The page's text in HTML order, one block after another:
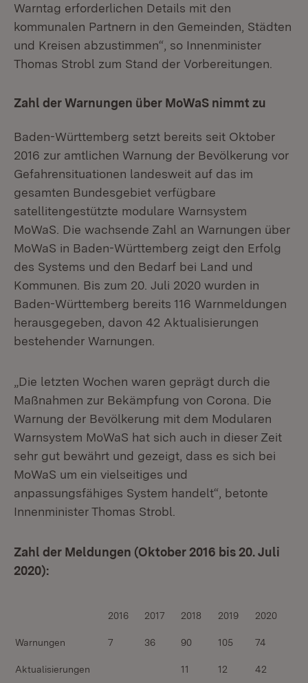
Warntag erforderlichen Details mit den
kommunalen Partnern in den Gemeinden, Städten
und Kreisen abzustimmen“, so Innenminister
Thomas Strobl zum Stand der Vorbereitungen.
Zahl der Warnungen über MoWaS nimmt zu
Baden-Württemberg setzt bereits seit Oktober
2016 zur amtlichen Warnung der Bevölkerung vor
Gefahrensituationen landesweit auf das im
gesamten Bundesgebiet verfügbare
satellitengestützte modulare Warnsystem
MoWaS. Die wachsende Zahl an Warnungen über
MoWaS in Baden-Württemberg zeigt den Erfolg
des Systems und den Bedarf bei Land und
Kommunen. Bis zum 20. Juli 2020 wurden in
Baden-Württemberg bereits 116 Warnmeldungen
herausgegeben, davon 42 Aktualisierungen
bestehender Warnungen.
„Die letzten Wochen waren geprägt durch die
Maßnahmen zur Bekämpfung von Corona. Die
Warnung der Bevölkerung mit dem Modularen
Warnsystem MoWaS hat sich auch in dieser Zeit
sehr gut bewährt und gezeigt, dass es sich bei
MoWaS um ein vielseitiges und
anpassungsfähiges System handelt“, betonte
Innenminister Thomas Strobl.
Zahl der Meldungen (Oktober 2016 bis 20. Juli
2020):
2016 2017 2018 2019 2020
Warnungen 7 36 90 105 74
Aktualisierungen 11 12 42